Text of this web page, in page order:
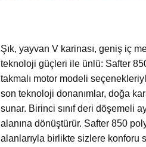
Şık, yayvan V karinası, geniş iç
teknoloji güçleri ile ünlü: Safter
takmalı motor modeli
son teknoloji donanımlar, doğa
sunar. Birinci sınıf deri döşemeli
alanına dönüştürür. Safter 850
alanlarıyla birlikte sizlere konforu